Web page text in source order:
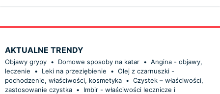
AKTUALNE TRENDY
Objawy grypy • Domowe sposoby na katar • Angina - objawy,
leczenie
• Leki na przeziębienie • Olej z czarnuszki -
pochodzenie, właściwości, kosmetyka • Czystek – właściwości,
zastosowanie czystka •
Imbir - właściwości lecznicze i